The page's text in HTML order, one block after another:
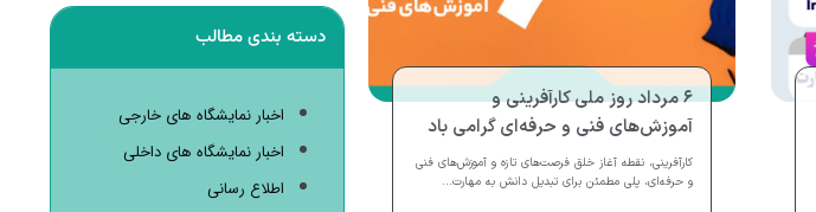
۶ مرداد روز ملی کارآفرینی و
آموزش‌های فنی و حرفه‌ای گرامی باد
کارآفرینی، نقطه آغاز خلق فرصت‌های تازه و آموزش‌های فنی
و حرفه‌ای، پلی مطمئن برای تبدیل دانش به مهارت...
دسته بندی مطالب
اخبار نمایشگاه های خارجی
اخبار نمایشگاه های داخلی
اطلاع رسانی